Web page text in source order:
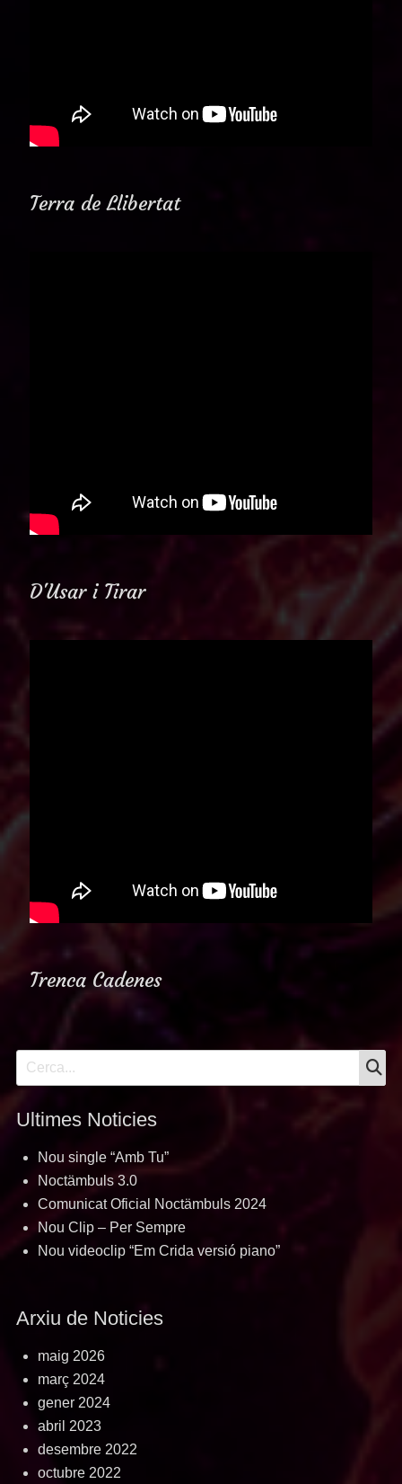
Terra de Llibertat
D'Usar i Tirar
Trenca Cadenes
Search
for:
Ultimes Noticies
Nou single “Amb Tu”
Noctämbuls 3.0
Comunicat Oficial Noctämbuls 2024
Nou Clip – Per Sempre
Nou videoclip “Em Crida versió piano”
Arxiu de Noticies
maig 2026
març 2024
gener 2024
abril 2023
desembre 2022
octubre 2022